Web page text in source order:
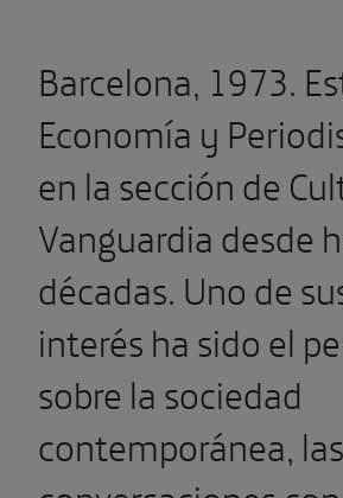
Barcelona, 1973.
Economía y
en la sección de
Vanguardia desde
décadas. Uno de
interés ha sido el
sobre la sociedad
contemporánea, las